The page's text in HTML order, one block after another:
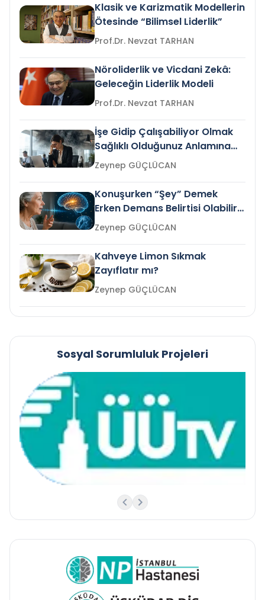
Klasik ve Karizmatik Modellerin
Ötesinde “Bilimsel Liderlik”
Prof.Dr. Nevzat TARHAN
Nöroliderlik ve Vicdani Zekâ:
Geleceğin Liderlik Modeli
Prof.Dr. Nevzat TARHAN
İşe Gidip Çalışabiliyor Olmak
Sağlıklı Olduğunuz Anlamına
Gelir mi?Zeynep GÜÇLÜCAN
Konuşurken “Şey” Demek
Erken Demans Belirtisi Olabilir
mi?
Zeynep GÜÇLÜCAN
Kahveye Limon Sıkmak
Zayıflatır mı?
Zeynep GÜÇLÜCAN
Sosyal Sorumluluk Projeleri